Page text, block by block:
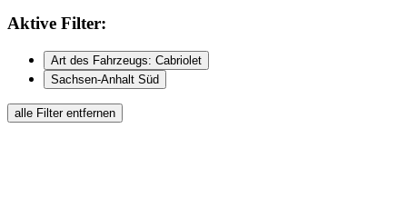
Aktive Filter:
Art des Fahrzeugs: Cabriolet
Sachsen-Anhalt Süd
alle Filter entfernen